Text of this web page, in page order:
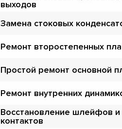
выходов
Замена стоковых
Ремонт второстепенных
Простой ремонт основной
Ремонт внутренних
Восстановление шлейфов и
контактов